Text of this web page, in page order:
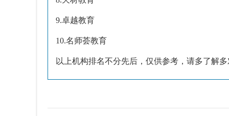
9.卓越教育
10.名师荟教育
以上机构排名不分先后，仅供参考，请多了解